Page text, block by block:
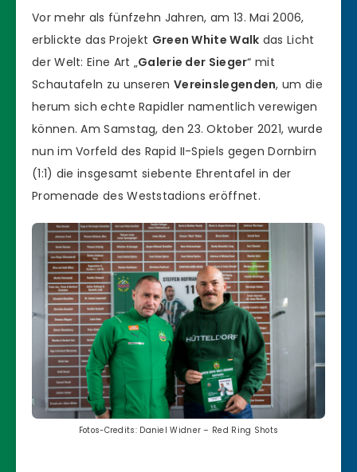
Vor mehr als fünfzehn Jahren, am 13. Mai 2006,
erblickte das Projekt Green White Walk das Licht
der Welt: Eine Art „Galerie der Sieger“ mit
Schautafeln zu unseren Vereinslegenden, um die
herum sich echte Rapidler namentlich verewigen
können. Am Samstag, den 23. Oktober 2021, wurde
nun im Vorfeld des Rapid II-Spiels gegen Dornbirn
(1:1) die insgesamt siebente Ehrentafel in der
Promenade des Weststadions eröffnet.
Fotos-Credits: Daniel Widner – Red Ring Shots